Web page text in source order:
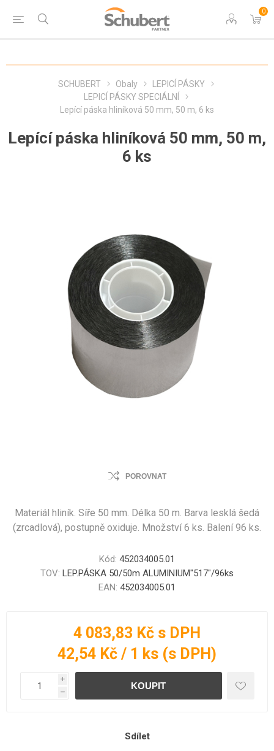
0
SCHUBERT Obaly
LEPICÍ PÁSKY
LEPICÍ PÁSKY SPECIÁLNÍ
Lepící páska hliníková 50 mm, 50 m, 6 ks
Lepící páska hliníková 50 mm, 50 m,
6 ks
POROVNAT
Materiál hliník. Síře 50 mm. Délka 50 m. Barva lesklá šedá
(zrcadlová), postupně oxiduje. Množství 6 ks. Balení 96 ks.
Kód: 452034005.01
TOV: LEP.PÁSKA 50/50m ALUMINIUM"517"/96ks
EAN: 452034005.01
4 083,83 Kč s DPH
42,54 Kč / 1 ks (s DPH)
i
h
Sdílet